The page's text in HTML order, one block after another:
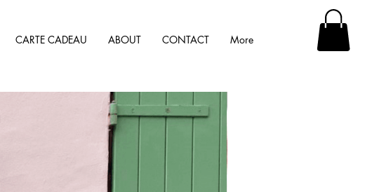
CARTE CADEAU ABOUT CONTACT More